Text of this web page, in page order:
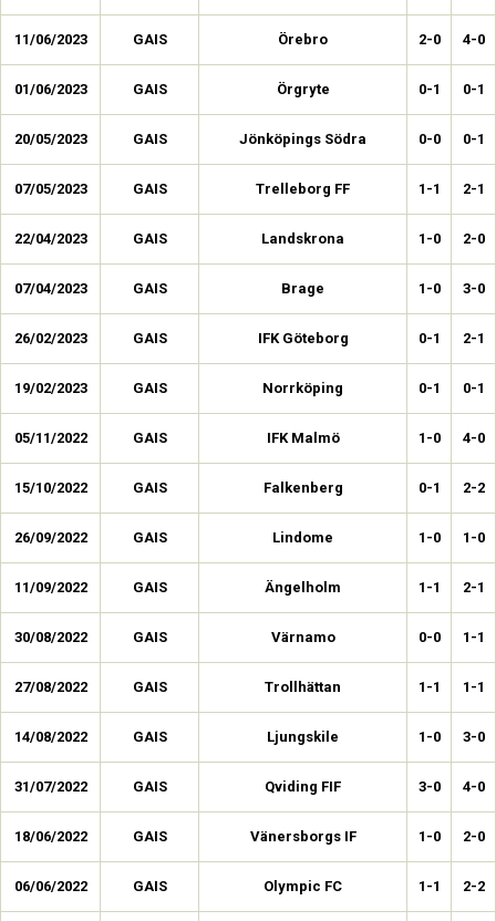
11/06/2023 GAIS Örebro 2-0 4-0
01/06/2023 GAIS Örgryte 0-1 0-1
20/05/2023 GAIS Jönköpings Södra 0-0 0-1
07/05/2023 GAIS Trelleborg FF 1-1 2-1
22/04/2023 GAIS Landskrona 1-0 2-0
07/04/2023 GAIS Brage 1-0 3-0
26/02/2023 GAIS IFK Göteborg 0-1 2-1
19/02/2023 GAIS Norrköping 0-1 0-1
05/11/2022 GAIS IFK Malmö 1-0 4-0
15/10/2022 GAIS Falkenberg 0-1 2-2
26/09/2022 GAIS Lindome 1-0 1-0
11/09/2022 GAIS Ängelholm 1-1 2-1
30/08/2022 GAIS Värnamo 0-0 1-1
27/08/2022 GAIS Trollhättan 1-1 1-1
14/08/2022 GAIS Ljungskile 1-0 3-0
31/07/2022 GAIS Qviding FIF 3-0 4-0
18/06/2022 GAIS Vänersborgs IF 1-0 2-0
06/06/2022 GAIS Olympic FC 1-1 2-2